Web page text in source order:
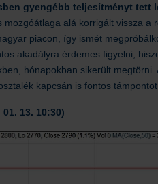
gyengébb teljesítményt tett
alá korrigált vissza
piacon, így ismét
akadályra érdemes figyelni,
hónapokban sikerült
kapcsán is fontos
13. 10:30)